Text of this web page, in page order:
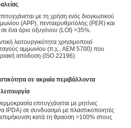
με τη χρήση ενός διογκωτικού
(APP), πενταερυθριτόλης (PER) και
ένα όριο οξυγόνου (LOI) >35%.
λειτουργικότητα χρησιμοποιεί
αμμωνίου (π.χ., AEM 5700) που
απόδοση (ISO 22196).
σε ακραία περιβάλλοντα
επιτυγχάνεται με ρητίνες
IPDA) σε συνδυασμό με πλαστικοποιητές
επιμήκυνση κατά τη θραύση >100% στους